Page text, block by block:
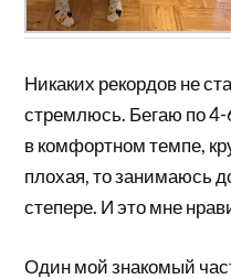
Никаких рекордов не
стремлюсь. Бегаю по 4-
в комфортном темпе,
плохая, то занимаюсь
степере. И это мне
Один мой знакомый